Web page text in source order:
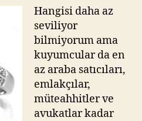
pırlanta
alır
gibi
ev
almak!
Hangisi daha az
seviliyor
bilmiyorum ama
kuyumcular da en
az araba satıcıları,
emlakçılar,
müteahhitler ve
avukatlar kadar